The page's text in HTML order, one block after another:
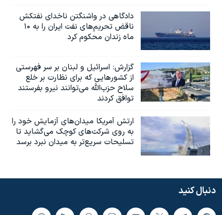
دادگاهی در واشنگتن ناخدای نفتکش
ناقض تحریم‌های نفت ایران را به ۱۰
ماه زندان محکوم کرد
گزارش‌: اسرائيل و لبنان بر سر فهرستی
از کشورهایی که برای نظارت بر خلع
سلاح حزب‌الله می‌توانند نیرو بفرستند
توافق کردند
ارتش آمریکا میدان‌های آزمایش خود را
به روی شرکت‌های کوچک می‌گشاید تا
تسلیحات سریع‌تر به میدان نبرد برسد
دنبال کنید